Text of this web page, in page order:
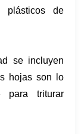
plásticos de
se incluyen
hojas son lo
para triturar